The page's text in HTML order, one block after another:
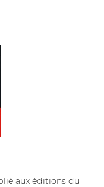
aux éditions du